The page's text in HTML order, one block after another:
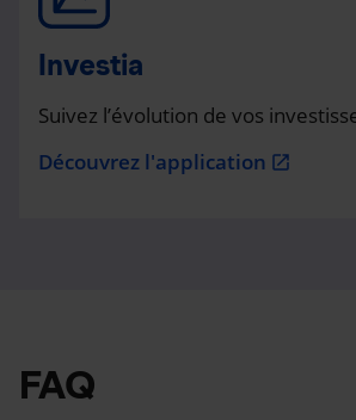
Investia
Suivez l’évolution de vos
Découvrez l'application open_in_new
FAQ